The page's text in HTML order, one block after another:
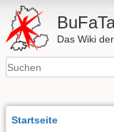
Das Wiki
Startseite